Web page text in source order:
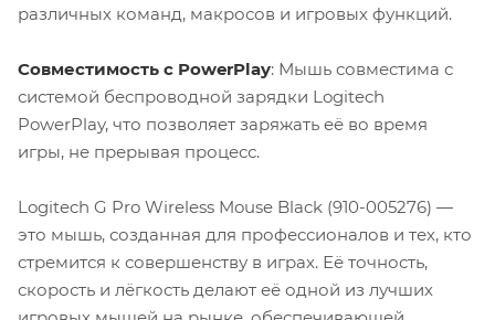
различных команд, макросов и игровых функций.
Совместимость с PowerPlay: Мышь совместима с
системой беспроводной зарядки Logitech
PowerPlay, что позволяет заряжать её во время
игры, не прерывая процесс.
Logitech G Pro Wireless Mouse Black (910-005276) —
это мышь, созданная для профессионалов и тех, кто
стремится к совершенству в играх. Её точность,
скорость и лёгкость делают её одной из лучших